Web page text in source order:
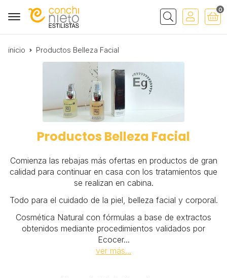
Buscar
0
inicio Productos Belleza Facial
Productos Belleza Facial
Comienza las rebajas más ofertas en productos de gran
calidad para continuar en casa con los tratamientos que
se realizan en cabina.
Todo para el cuidado de la piel, belleza facial y corporal.
Cosmética Natural con fórmulas a base de extractos
obtenidos mediante procedimientos validados por
Ecocer...
ver más...